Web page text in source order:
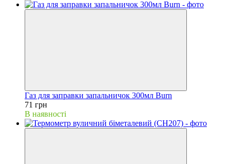
Газ для заправки запальничок 300мл Burn
71 грн
В наявності